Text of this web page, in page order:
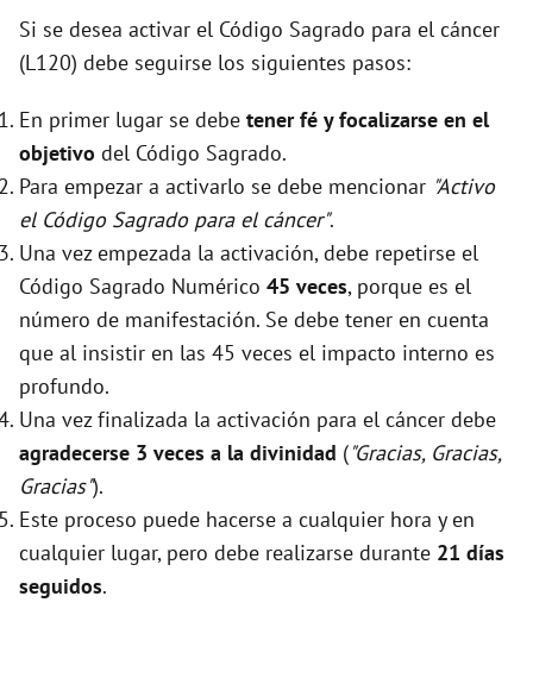
Si se desea activar el Código Sagrado para el cáncer
(L120) debe seguirse los siguientes pasos:
En primer lugar se debe tener fé y focalizarse en el
objetivo del Código Sagrado.
Para empezar a activarlo se debe mencionar "Activo
el Código Sagrado para el cáncer".
Una vez empezada la activación, debe repetirse el
Código Sagrado Numérico 45 veces, porque es el
número de manifestación. Se debe tener en cuenta
que al insistir en las 45 veces el impacto interno es
profundo.
Una vez finalizada la activación para el cáncer debe
agradecerse 3 veces a la divinidad ("Gracias, Gracias,
Gracias").
Este proceso puede hacerse a cualquier hora y en
cualquier lugar, pero debe realizarse durante 21 días
seguidos.